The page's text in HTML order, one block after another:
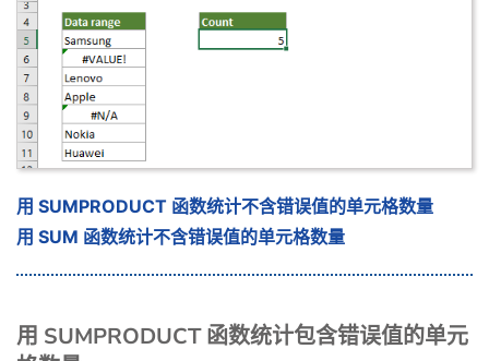
用 SUMPRODUCT 函数统计不含错误值的单元格数量
用 SUM 函数统计不含错误值的单元格数量
用 SUMPRODUCT 函数统计包含错误值的单元